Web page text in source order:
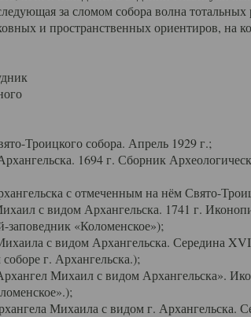
за сломом собора волна тотальных
и пространственных ориентиров, на
Троицкого собора. Апрель 1929 г.;
1694 г. Сборник
с отмеченным на нём Свято-
с видом Архангельска. 1741 г.
заповедник «Коломенское»);
с видом Архангельска. Середина
г. Архангельска.);
Михаил с видом Архангельска».
Михаила с видом г. Архангельска.